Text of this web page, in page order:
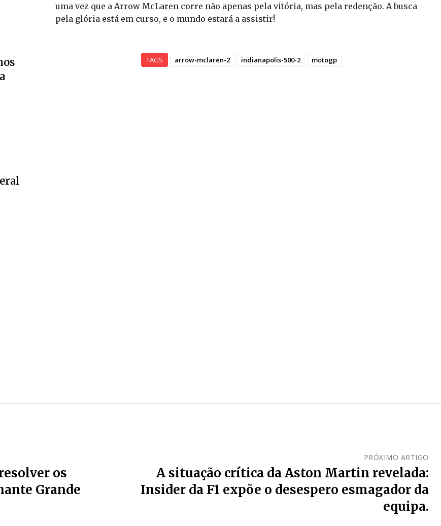
uma vez que a Arrow McLaren corre não apenas pela vitória, mas pela redenção. A busca
pela glória está em curso, e o mundo estará a assistir!
TAGS arrow-mclaren-2 indianapolis-500-2 motogp
os
Grande
PRÓXIMO ARTIGO
A situação crítica da Aston Martin revelada:
Insider da F1 expõe o desespero esmagador da
equipa.